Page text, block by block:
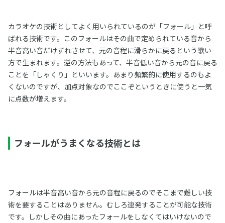
カラオケの技術としてよく用いられているのが「フォール」と呼
ばれる技術です。このフォールはその曲で定められている音から
半音高い音だけずれさせて、元の音程に滑らかに戻るという歌い
方で生まれます。逆の方法もあって、半音低い音から元の音に戻る
ことを「しゃくり」といいます。あまり頻繁的に使用するのもよ
くないのですが、加点対象なのでここぞというときに使うと一気
に点数が増えます。
フォールがうまくなる技術とは
フォールは半音高い音から元の音程に戻るのでそこまで難しい技
術を要することはありません。むしろ連発することが可能な技術
です。しかしその曲にあったフォールをしなくてはいけないので